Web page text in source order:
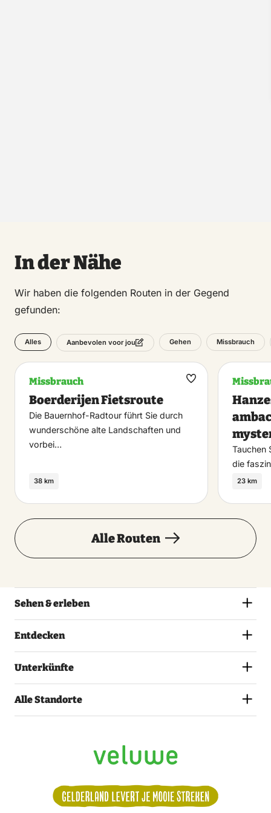
In der Nähe
Wir haben die folgenden Routen in der Gegend
gefunden:
Alles Aanbevolen voor jou Gehen Missbrauch
Missbrauch
Boerderijen Fietsroute
Die Bauernhof-Radtour führt Sie durch
wunderschöne alte Landschaften und
vorbei…
38 km
Maak
Tauchen
die
23 km
Alle Routen
Sehen & erleben
Entdecken
Unterkünfte
Alle Standorte